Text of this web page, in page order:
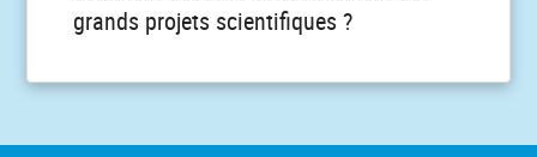
grands projets scientifiques ?